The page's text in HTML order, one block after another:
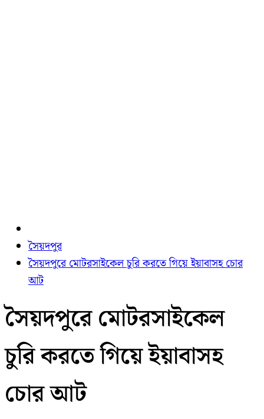
সৈয়দপুর
সৈয়দপুরে মোটরসাইকেল চুরি করতে গিয়ে ইয়াবাসহ চোর
আট
সৈয়দপুরে মোটরসাইকেল
চুরি করতে গিয়ে ইয়াবাসহ
চোর আট